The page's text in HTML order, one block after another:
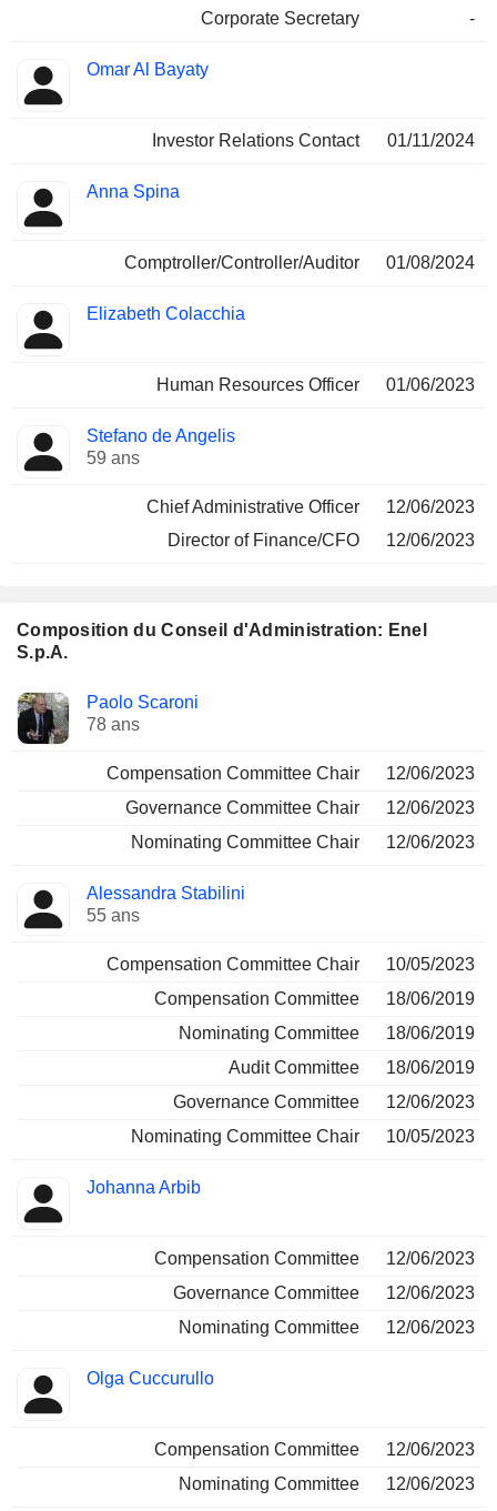
Corporate Secretary -
Omar Al Bayaty
Investor Relations Contact 01/11/2024
Anna Spina
Comptroller/Controller/Auditor 01/08/2024
Elizabeth Colacchia
Human Resources Officer 01/06/2023
Stefano de Angelis
59 ans
Chief Administrative Officer
12/06/2023
Director of Finance/CFO
12/06/2023
Composition du Conseil d'Administration: Enel
S.p.A.
Administrateur Comités
Paolo Scaroni
78 ans
Compensation Committee Chair
12/06/2023
Governance Committee Chair
12/06/2023
Nominating Committee Chair
12/06/2023
Alessandra Stabilini
55 ans
Compensation Committee Chair
10/05/2023
Compensation Committee
18/06/2019
Nominating Committee
18/06/2019
Audit Committee
18/06/2019
Governance Committee
12/06/2023
Nominating Committee Chair
10/05/2023
Johanna Arbib
Compensation Committee
12/06/2023
Governance Committee
12/06/2023
Nominating Committee
12/06/2023
Olga Cuccurullo
Compensation Committee
12/06/2023
Nominating Committee
12/06/2023